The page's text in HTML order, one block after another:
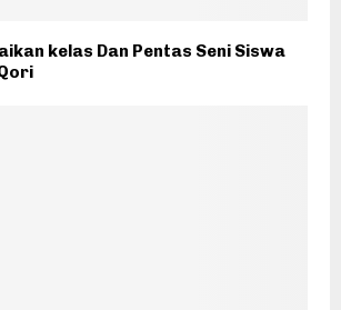
kelas Dan Pentas Seni Siswa